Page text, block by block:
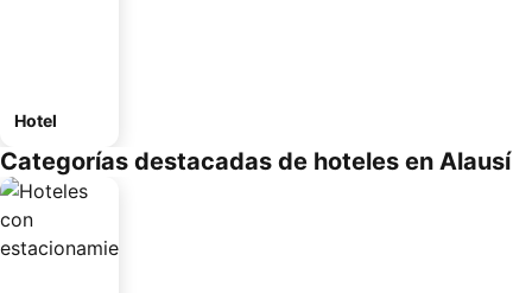
Hotel
Categorías destacadas de hoteles en Alausí